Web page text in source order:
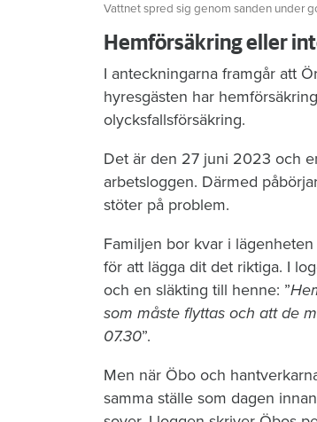
Vattnet spred sig genom sanden under
Hemförsäkring eller
I anteckningarna framgår att
hyresgästen har
olycksfallsförsäkring.
Det är den 27 juni 2023 och
arbetsloggen. Därmed
stöter på problem.
Familjen bor kvar i
för att lägga dit det riktiga. I
och en släkting till henne: ”
som måste flyttas och att de
07.30”.
Men när Öbo och
samma ställe som dagen